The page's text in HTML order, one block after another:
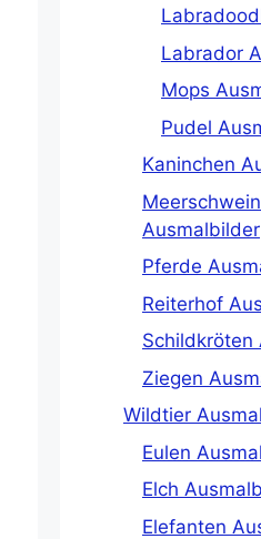
Labrador
Mops
Pudel
Kaninchen
Ausmalbilder
Pferde
Reiterhof
Schildkröten
Ziegen
Wildtier
Eulen
Elch
Elefanten